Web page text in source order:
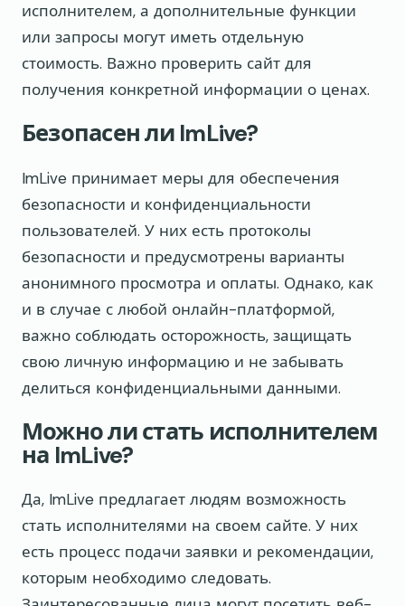
исполнителем, а дополнительные функции
или запросы могут иметь отдельную
стоимость. Важно проверить сайт для
получения конкретной информации о ценах.
Безопасен ли ImLive?
ImLive принимает меры для обеспечения
безопасности и конфиденциальности
пользователей. У них есть протоколы
безопасности и предусмотрены варианты
анонимного просмотра и оплаты. Однако, как
и в случае с любой онлайн-платформой,
важно соблюдать осторожность, защищать
свою личную информацию и не забывать
делиться конфиденциальными данными.
Можно ли стать исполнителем
на ImLive?
Да, ImLive предлагает людям возможность
стать исполнителями на своем сайте. У них
есть процесс подачи заявки и рекомендации,
которым необходимо следовать.